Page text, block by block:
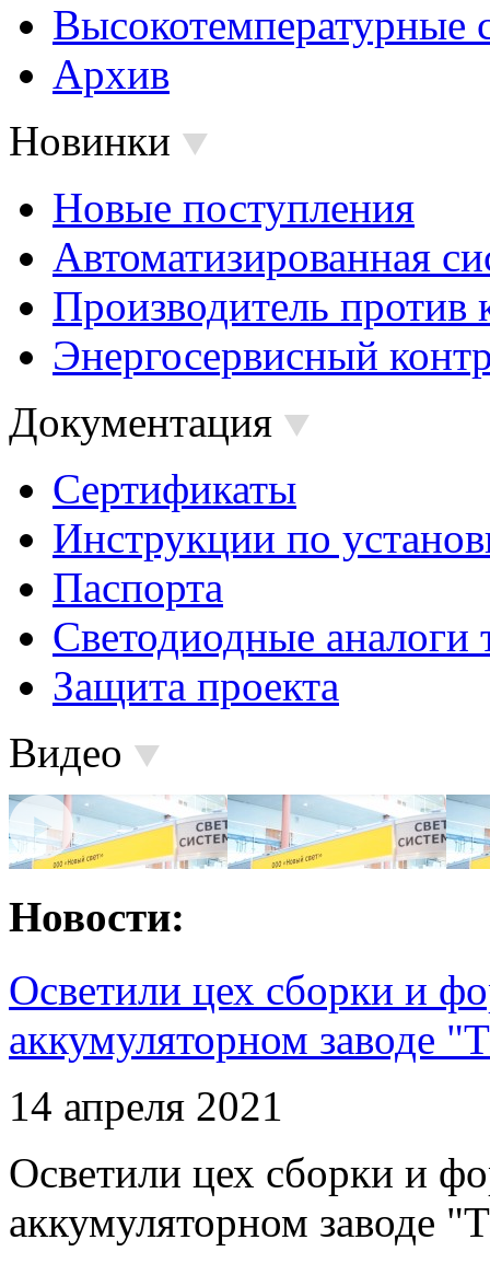
Высокотемпературные
Архив
Новинки
Новые поступления
Автоматизированная
Производитель против
Энергосервисный
Документация
Сертификаты
Инструкции по
Паспорта
Светодиодные аналоги
Защита проекта
Видео
Новости:
Осветили цех сборки и
аккумуляторном заводе
14 апреля 2021
Осветили цех сборки и
аккумуляторном заводе